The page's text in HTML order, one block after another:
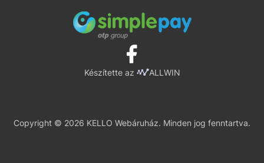
Készítette az ALLWIN
Copyright © 2026 KELLO Webáruház. Minden jog fenntartva.